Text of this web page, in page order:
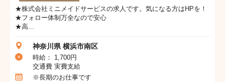
★株式会社ミニメイドサービスの求人です。気になる方はHPを！
★フォロー体制万全なので安心
★高...
神奈川県 横浜市南区
時給： 1,700円
交通費 実費支給
※長期のお仕事です